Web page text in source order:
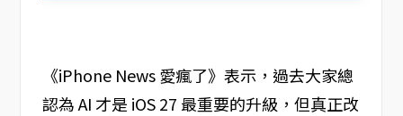
《iPhone News 愛瘋了》表示，過去大家總
認為 AI 才是 iOS 27 最重要的升級，但真正改